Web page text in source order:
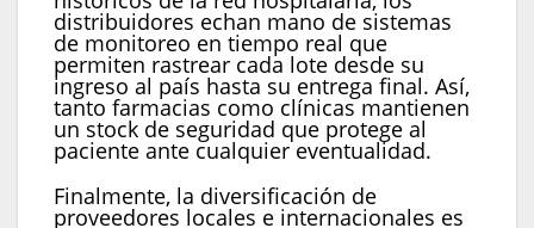
distribuidores echan mano de sistemas
de monitoreo en tiempo real que
permiten rastrear cada lote desde su
ingreso al país hasta su entrega final. Así,
tanto farmacias como clínicas mantienen
un stock de seguridad que protege al
paciente ante cualquier eventualidad.
Finalmente, la diversificación de
proveedores locales e internacionales es